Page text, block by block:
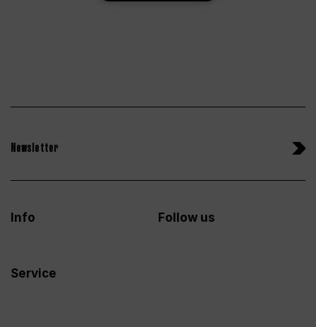
Newsletter
Info
Service
Follow us